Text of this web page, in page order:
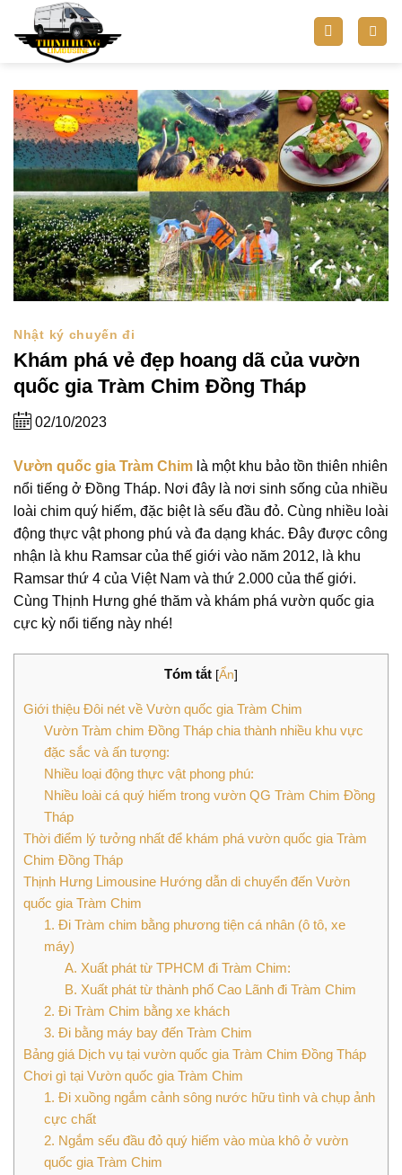
qua
Nhật ký chuyến đi
Khám phá vẻ đẹp hoang dã của vườn
quốc gia Tràm Chim Đồng Tháp
02/10/2023
Vườn quốc gia Tràm Chim là một khu bảo tồn thiên nhiên
nổi tiếng ở Đồng Tháp. Nơi đây là nơi sinh sống của nhiều
loài chim quý hiếm, đặc biệt là sếu đầu đỏ. Cùng nhiều loài
động thực vật phong phú và đa dạng khác. Đây được công
nhận là khu Ramsar của thế giới vào năm 2012, là khu
Ramsar thứ 4 của Việt Nam và thứ 2.000 của thế giới.
Cùng Thịnh Hưng ghé thăm và khám phá vườn quốc gia
cực kỳ nổi tiếng này nhé!
Tóm tắt [Ẩn]
Giới thiệu Đôi nét về Vườn quốc gia Tràm Chim
Vườn Tràm chim Đồng Tháp chia thành nhiều khu vực
đặc sắc và ấn tượng:
Nhiều loại động thực vật phong phú:
Nhiều loài cá quý hiếm trong vườn QG Tràm Chim Đồng
Tháp
Thời điểm lý tưởng nhất để khám phá vườn quốc gia Tràm
Chim Đồng Tháp
Thịnh Hưng Limousine Hướng dẫn di chuyển đến Vườn
quốc gia Tràm Chim
1. Đi Tràm chim bằng phương tiện cá nhân (ô tô, xe
máy)
A. Xuất phát từ TPHCM đi Tràm Chim:
B. Xuất phát từ thành phố Cao Lãnh đi Tràm Chim
2. Đi Tràm Chim bằng xe khách
3. Đi bằng máy bay đến Tràm Chim
Bảng giá Dịch vụ tại vườn quốc gia Tràm Chim Đồng Tháp
Chơi gì tại Vườn quốc gia Tràm Chim
1. Đi xuồng ngắm cảnh sông nước hữu tình và chụp ảnh
cực chất
2. Ngắm sếu đầu đỏ quý hiếm vào mùa khô ở vườn
quốc gia Tràm Chim